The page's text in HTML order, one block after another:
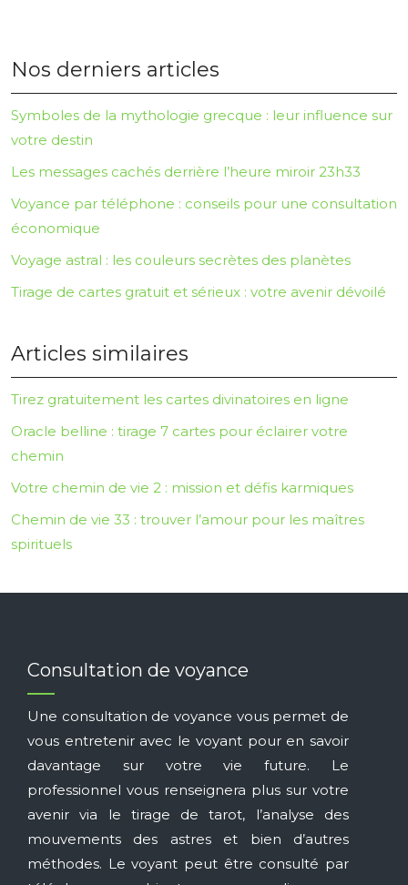
Nos derniers articles
Symboles de la mythologie grecque : leur influence sur
votre destin
Les messages cachés derrière l’heure miroir 23h33
Voyance par téléphone : conseils pour une consultation
économique
Voyage astral : les couleurs secrètes des planètes
Tirage de cartes gratuit et sérieux : votre avenir dévoilé
Articles similaires
Tirez gratuitement les cartes divinatoires en ligne
Oracle belline : tirage 7 cartes pour éclairer votre
chemin
Votre chemin de vie 2 : mission et défis karmiques
Chemin de vie 33 : trouver l’amour pour les maîtres
spirituels
Consultation de voyance
Une consultation de voyance vous permet de
vous entretenir avec le voyant pour en savoir
davantage sur votre vie future. Le
professionnel vous renseignera plus sur votre
avenir via le tirage de tarot, l’analyse des
mouvements des astres et bien d’autres
méthodes. Le voyant peut être consulté par